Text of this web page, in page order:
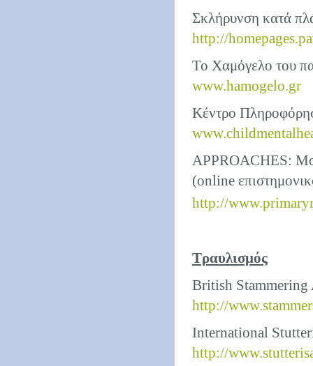
Σκλήρυνση κατά
http://
Το Χαμόγελο του
www.hamogelo.gr
Κέντρο
APPROACHES:
(online
http://
Τραυλισμός
British Stammering
http://
International
http://